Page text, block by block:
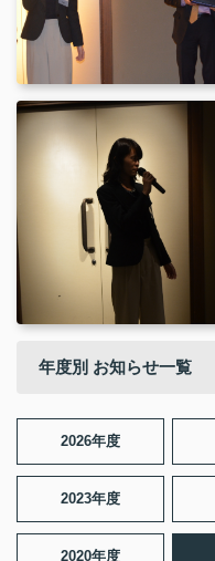
年度別 お知らせ一覧
2026年度
2023年度
2020年度